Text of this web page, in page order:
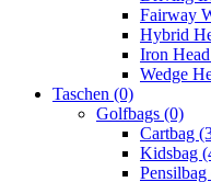
Fairway
Hybrid
Iron
Wedge
Taschen (0)
Golfbags (0)
Cartbag
Kidsbag
Pensilbag